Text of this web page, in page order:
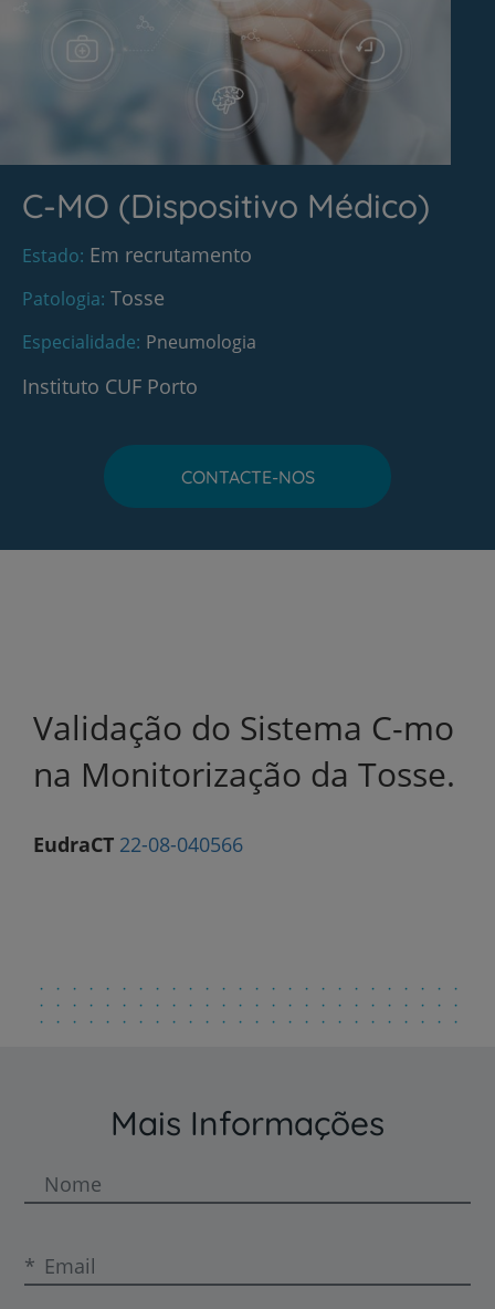
C-MO (Dispositivo Médico)
Estado Em recrutamento
Patologia Tosse
Especialidade Pneumologia
Instituto CUF Porto
CONTACTE-NOS
Validação do Sistema C-mo
na Monitorização da Tosse.
EudraCT 22-08-040566
Mais Informações
Nome
Email